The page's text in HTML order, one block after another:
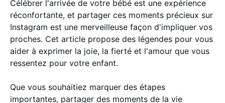
Célébrer l'arrivée de votre bébé est une expérience
réconfortante, et partager ces moments précieux sur
Instagram est une merveilleuse façon d'impliquer vos
proches. Cet article propose des légendes pour vous
aider à exprimer la joie, la fierté et l'amour que vous
ressentez pour votre enfant.
Que vous souhaitiez marquer des étapes
importantes, partager des moments de la vie